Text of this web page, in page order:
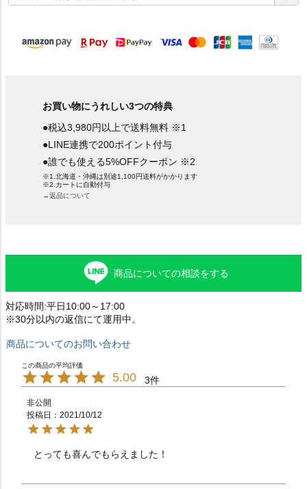
須
お買い物にうれしい3つの特典
●税込3,980円以上で送料無料 ※1
●LINE連携で200ポイント付与
●誰でも使える5%OFFクーポン ※2
※1.北海道・沖縄は別途1,100円送料がかかります
※2.カートに自動付与
→返品について
商品についての相談をする
対応時間:平日10:00～17:00
※30分以内の返信にて運用中。
商品についてのお問い合わせ
5.00 3
非公開
投稿日
2021/10/12
とっても喜んでもらえました！